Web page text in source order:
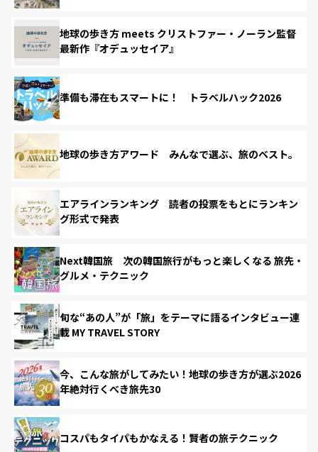
地球の歩き方 meets クリストファー・ノーラン監督
最新作『オデュッセイア』
準備も滞在もスマートに！ トラベルハック2026
地球の歩き方アワード みんなで選ぶ、旅のベスト。
エアラインランキング 読者の投票をもとにランキン
グ形式で発表
Next韓国旅 次の韓国旅行がもっと楽しくなる 旅先・
グルメ・テクニック
旬な“あの人”が「旅」をテーマに語るインタビュー連
載 MY TRAVEL STORY
今、こんな旅がしてみたい！地球の歩き方が選ぶ2026
年絶対行くべき旅先30
コスパもタイパもかなえる！賢者の旅テクニック